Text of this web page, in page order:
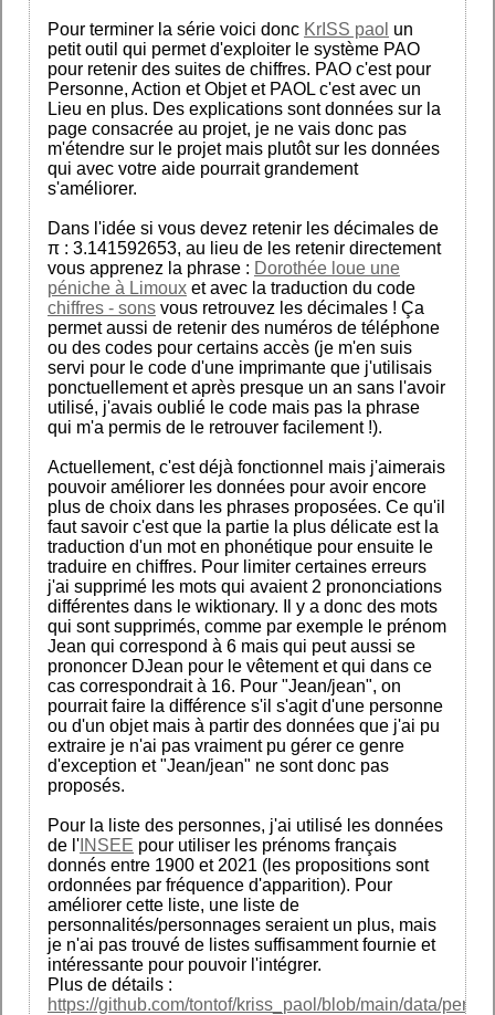
Pour terminer la série voici donc KrISS paol un
petit outil qui permet d'exploiter le système PAO
pour retenir des suites de chiffres. PAO c'est pour
Personne, Action et Objet et PAOL c'est avec un
Lieu en plus. Des explications sont données sur la
page consacrée au projet, je ne vais donc pas
m'étendre sur le projet mais plutôt sur les données
qui avec votre aide pourrait grandement
s'améliorer.
Dans l'idée si vous devez retenir les décimales de
π : 3.141592653, au lieu de les retenir directement
vous apprenez la phrase : Dorothée loue une
péniche à Limoux et avec la traduction du code
chiffres - sons vous retrouvez les décimales ! Ça
permet aussi de retenir des numéros de téléphone
ou des codes pour certains accès (je m'en suis
servi pour le code d'une imprimante que j'utilisais
ponctuellement et après presque un an sans l'avoir
utilisé, j'avais oublié le code mais pas la phrase
qui m'a permis de le retrouver facilement !).
Actuellement, c'est déjà fonctionnel mais j'aimerais
pouvoir améliorer les données pour avoir encore
plus de choix dans les phrases proposées. Ce qu'il
faut savoir c'est que la partie la plus délicate est la
traduction d'un mot en phonétique pour ensuite le
traduire en chiffres. Pour limiter certaines erreurs
j'ai supprimé les mots qui avaient 2 prononciations
différentes dans le wiktionary. Il y a donc des mots
qui sont supprimés, comme par exemple le prénom
Jean qui correspond à 6 mais qui peut aussi se
prononcer DJean pour le vêtement et qui dans ce
cas correspondrait à 16. Pour "Jean/jean", on
pourrait faire la différence s'il s'agit d'une personne
ou d'un objet mais à partir des données que j'ai pu
extraire je n'ai pas vraiment pu gérer ce genre
d'exception et "Jean/jean" ne sont donc pas
proposés.
Pour la liste des personnes, j'ai utilisé les données
de l' INSEE pour utiliser les prénoms français
donnés entre 1900 et 2021 (les propositions sont
ordonnées par fréquence d'apparition). Pour
améliorer cette liste, une liste de
personnalités/personnages seraient un plus, mais
je n'ai pas trouvé de listes suffisamment fournie et
intéressante pour pouvoir l'intégrer.
Plus de détails :
https://github.com/tontof/kriss_paol/blob/main/data/